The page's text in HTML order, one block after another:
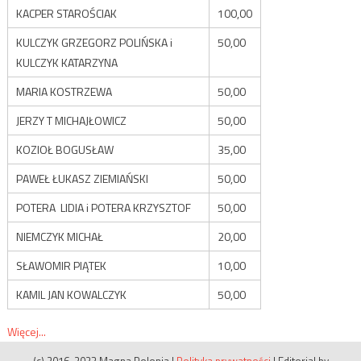
KACPER STAROŚCIAK
100,00
KULCZYK GRZEGORZ POLIŃSKA i
KULCZYK KATARZYNA
50,00
MARIA KOSTRZEWA
50,00
JERZY T MICHAJŁOWICZ
50,00
KOZIOŁ BOGUSŁAW
35,00
PAWEŁ ŁUKASZ ZIEMIAŃSKI
50,00
POTERA LIDIA i POTERA KRZYSZTOF
50,00
NIEMCZYK MICHAŁ
20,00
SŁAWOMIR PIĄTEK
10,00
KAMIL JAN KOWALCZYK
50,00
Więcej...